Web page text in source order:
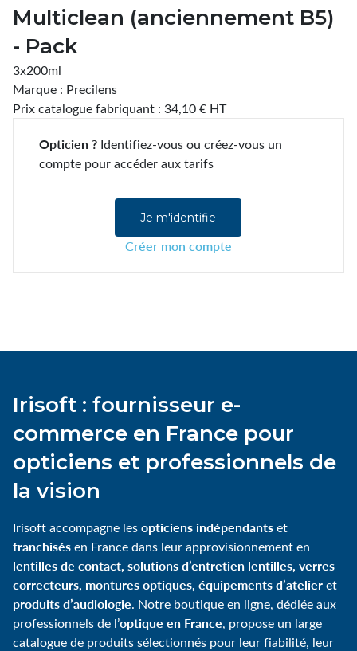
Multiclean (anciennement B5)
- Pack
3x200ml
Marque : Precilens
Prix catalogue fabriquant : 34,10 € HT
Opticien ? Identifiez-vous ou créez-vous un
compte pour accéder aux tarifs
Je m'identifie
Créer mon compte
Irisoft : fournisseur e-
commerce en France pour
opticiens et professionnels de
la vision
Irisoft accompagne lesopticiens indépendantset
franchisésen France dans leur approvisionnement en
lentilles de contact, solutions d’entretien lentilles, verres
correcteurs, montures optiques, équipements d’atelieret
produits d’audiologie. Notre boutique en ligne, dédiée aux
professionnels de l’optique en France, propose un large
catalogue de produits sélectionnés pour leur fiabilité, leur